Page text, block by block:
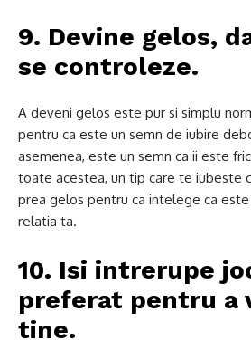
9. Devine gelos,
se controleze.
A deveni gelos este pur si simplu
pentru ca este un semn de iubire
asemenea, este un semn ca ii este
toate acestea, un tip care te iubeste
prea gelos pentru ca intelege ca
relatia ta.
10. Isi intrerupe
preferat pentru a
tine.